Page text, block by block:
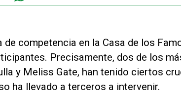
de competencia en la Casa de los
Precisamente, dos de los
y Meliss Gate, han tenido ciertos
ha llevado a terceros a intervenir.